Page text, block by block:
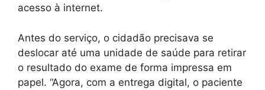
acesso à internet.
Antes do serviço, o cidadão precisava se
deslocar até uma unidade de saúde para retirar
o resultado do exame de forma impressa em
papel. “Agora, com a entrega digital, o paciente